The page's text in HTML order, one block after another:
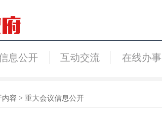
息公开 互动交流 在线办事
内容 > 重大会议信息公开